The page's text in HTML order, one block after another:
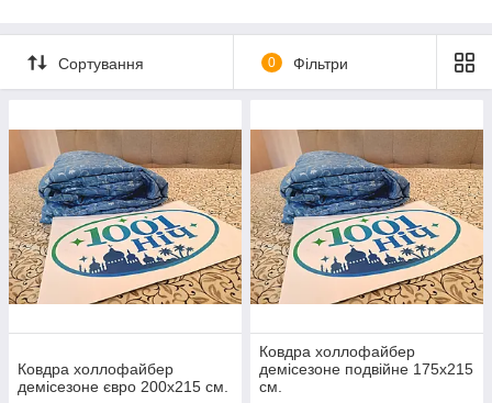
Сортування 0 Фільтри
Ковдра холлофайбер
демісезоне євро 200х215 см.
Ковдра холлофайбер
демісезоне подвійне 175х215
см.